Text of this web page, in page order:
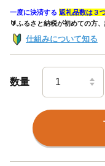
一度に決済する 返礼品数は３
🔰ふるさと納税が初めての方
仕組みについて知る
数量